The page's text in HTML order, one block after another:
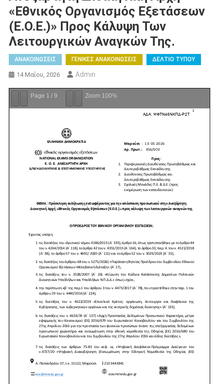
«Εθνικός Οργανισμός Εξετάσεων
(Ε.Ο.Ε.)» Προς Κάλυψη Των
Λειτουργικών Αναγκών Της.
ΑΝΑΚΟΙΝΩΣΕΙΣ ΓΕΝΙΚΕΣ ΑΝΑΚΟΙΝΩΣΕΙΣ ΔΕΛΤΙΟ ΤΥΠΟΥ
14 Μαΐου, 2026 Admin
Page 1 / 9 Zoom 100%